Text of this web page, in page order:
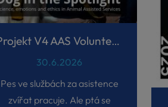
Projekt V4 AAS Volunteers
30.6.2026
Pes ve službách za asistence
zvířat pracuje. Ale ptá se